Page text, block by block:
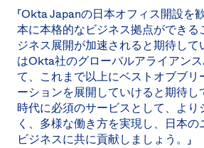
「Okta Japanの日本オフィス開設を
本に本格的なビジネス拠点ができ
ジネス展開が加速されると期待して
はOkta社のグローバルアライアン
て、これまで以上にベストオブブリ
ーションを展開していけると期待し
時代に必須のサービスとして、より
く、多様な働き方を実現し、日本の
ビジネスに共に貢献しましょう。」